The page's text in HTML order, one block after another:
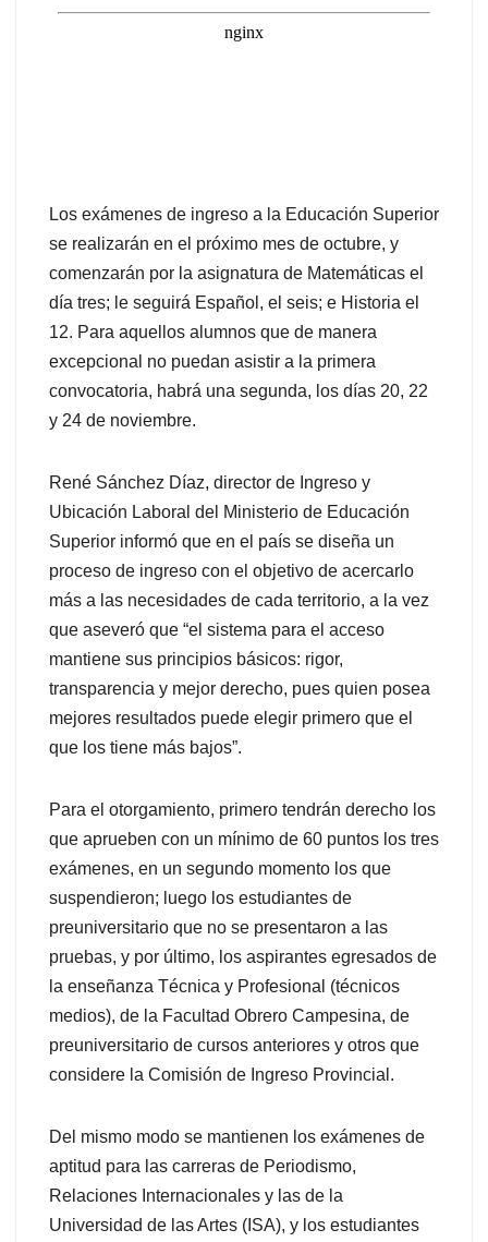
Los exámenes de ingreso a la Educación Superior
se realizarán en el próximo mes de octubre, y
comenzarán por la asignatura de Matemáticas el
día tres; le seguirá Español, el seis; e Historia el
12. Para aquellos alumnos que de manera
excepcional no puedan asistir a la primera
convocatoria, habrá una segunda, los días 20, 22
y 24 de noviembre.
René Sánchez Díaz, director de Ingreso y
Ubicación Laboral del Ministerio de Educación
Superior informó que en el país se diseña un
proceso de ingreso con el objetivo de acercarlo
más a las necesidades de cada territorio, a la vez
que aseveró que “el sistema para el acceso
mantiene sus principios básicos: rigor,
transparencia y mejor derecho, pues quien posea
mejores resultados puede elegir primero que el
que los tiene más bajos”.
Para el otorgamiento, primero tendrán derecho los
que aprueben con un mínimo de 60 puntos los tres
exámenes, en un segundo momento los que
suspendieron; luego los estudiantes de
preuniversitario que no se presentaron a las
pruebas, y por último, los aspirantes egresados de
la enseñanza Técnica y Profesional (técnicos
medios), de la Facultad Obrero Campesina, de
preuniversitario de cursos anteriores y otros que
considere la Comisión de Ingreso Provincial.
Del mismo modo se mantienen los exámenes de
aptitud para las carreras de Periodismo,
Relaciones Internacionales y las de la
Universidad de las Artes (ISA), y los estudiantes